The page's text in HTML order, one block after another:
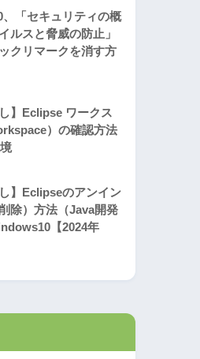
「セキュリティの概
ルスと脅威の防止」
クリマークを消す方
】Eclipse ワークス
）の確認方法
し】Eclipseのアンイン
除）方法（Java開発
【2024年